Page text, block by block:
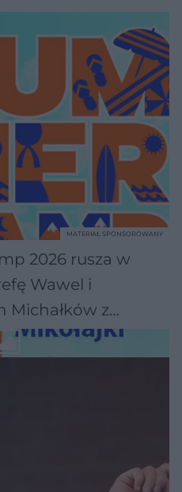
2026 rusza w
Wawel i
Michałków z
MATERIAŁ SPONSOROWANY